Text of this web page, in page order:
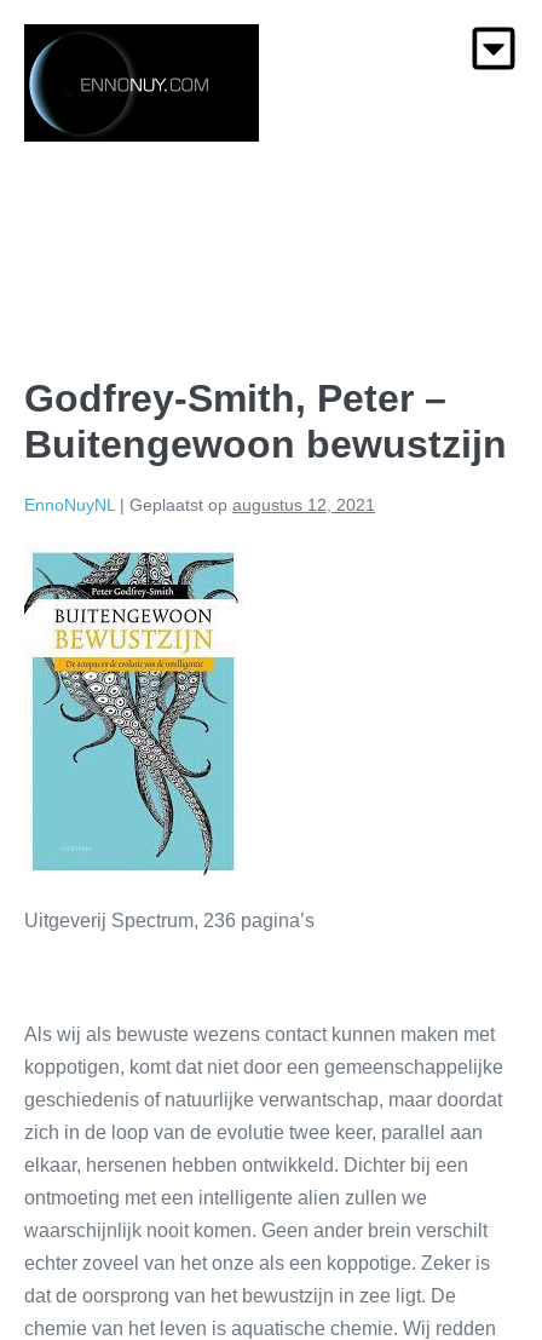
Godfrey-Smith, Peter –
Buitengewoon bewustzijn
EnnoNuyNL | Geplaatst op augustus 12, 2021
Uitgeverij Spectrum, 236 pagina’s
Als wij als bewuste wezens contact kunnen maken met
koppotigen, komt dat niet door een gemeenschappelijke
geschiedenis of natuurlijke verwantschap, maar doordat
zich in de loop van de evolutie twee keer, parallel aan
elkaar, hersenen hebben ontwikkeld. Dichter bij een
ontmoeting met een intelligente alien zullen we
waarschijnlijk nooit komen. Geen ander brein verschilt
echter zoveel van het onze als een koppotige. Zeker is
dat de oorsprong van het bewustzijn in zee ligt. De
chemie van het leven is aquatische chemie. Wij redden